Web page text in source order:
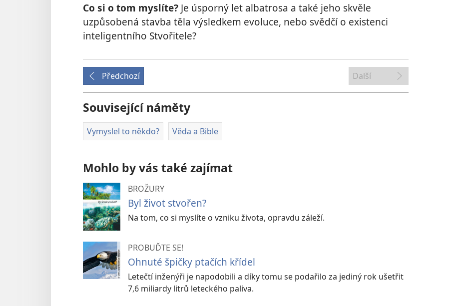
Co si o tom myslíte? Je úsporný let albatrosa a také jeho skvěle
uzpůsobená stavba těla výsledkem evoluce, nebo svědčí o existenci
inteligentního Stvořitele?
Předchozí Další
Související náměty
Vymyslel to někdo? Věda a Bible
Mohlo by vás také zajímat
BROŽURY
Byl život stvořen?
Na tom, co si myslíte o vzniku života, opravdu záleží.
PROBUĎTE SE!
Ohnuté špičky ptačích křídel
Letečtí inženýři je napodobili a díky tomu se podařilo za jediný rok ušetřit
7,6 miliardy litrů leteckého paliva.